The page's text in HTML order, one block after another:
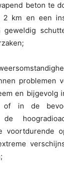
beton te
km en een
geweldig
problemen
en bijgevolg
of in de
voortdurende